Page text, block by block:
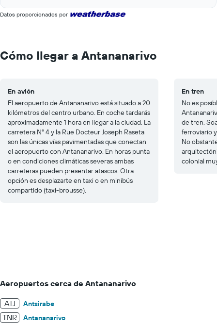
displaying
to
25.
interactive
chart
Datos proporcionados por
Cómo llegar a Antananarivo
En avión
El aeropuerto de Antananarivo está situado a 20
kilómetros del centro urbano. En coche tardarás
aproximadamente 1 hora en llegar a la ciudad. La
carretera Nº 4 y la Rue Docteur Joseph Raseta
son las únicas vías pavimentadas que conectan
el aeropuerto con Antananarivo. En horas punta
o en condiciones climáticas severas ambas
carreteras pueden presentar atascos. Otra
opción es desplazarte en taxi o en minibús
compartido (taxi-brousse).
En tren
No es
de tren,
ferroviario
No
colonial
Aeropuertos cerca de Antananarivo
ATJ Antsirabe
TNR Antananarivo